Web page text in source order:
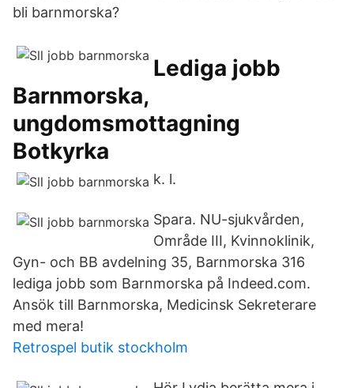
bli barnmorska?
Lediga jobb
Barnmorska,
ungdomsmottagning
Botkyrka
k. l.
Spara. NU-sjukvården,
Område III, Kvinnoklinik,
Gyn- och BB avdelning 35, Barnmorska 316
lediga jobb som Barnmorska på Indeed.com.
Ansök till Barnmorska, Medicinsk Sekreterare
med mera!
Retrospel butik stockholm